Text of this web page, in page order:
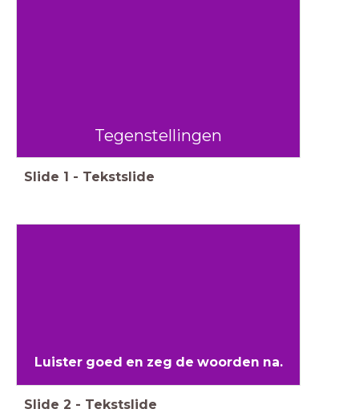
Tegenstellingen
Slide 1 - Tekstslide
Luister goed en zeg de woorden na.
Slide 2 - Tekstslide